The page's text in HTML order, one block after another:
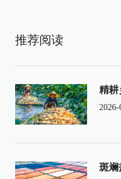
推荐阅读
精耕
2026-
斑斓